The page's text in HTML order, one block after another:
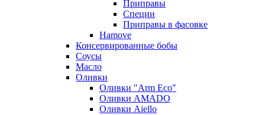
Приправы
Специи
Приправы в фасовке
Hamove
Консервированные бобы
Соусы
Масло
Оливки
Оливки "Arm Eco"
Оливки AMADO
Оливки Aiello